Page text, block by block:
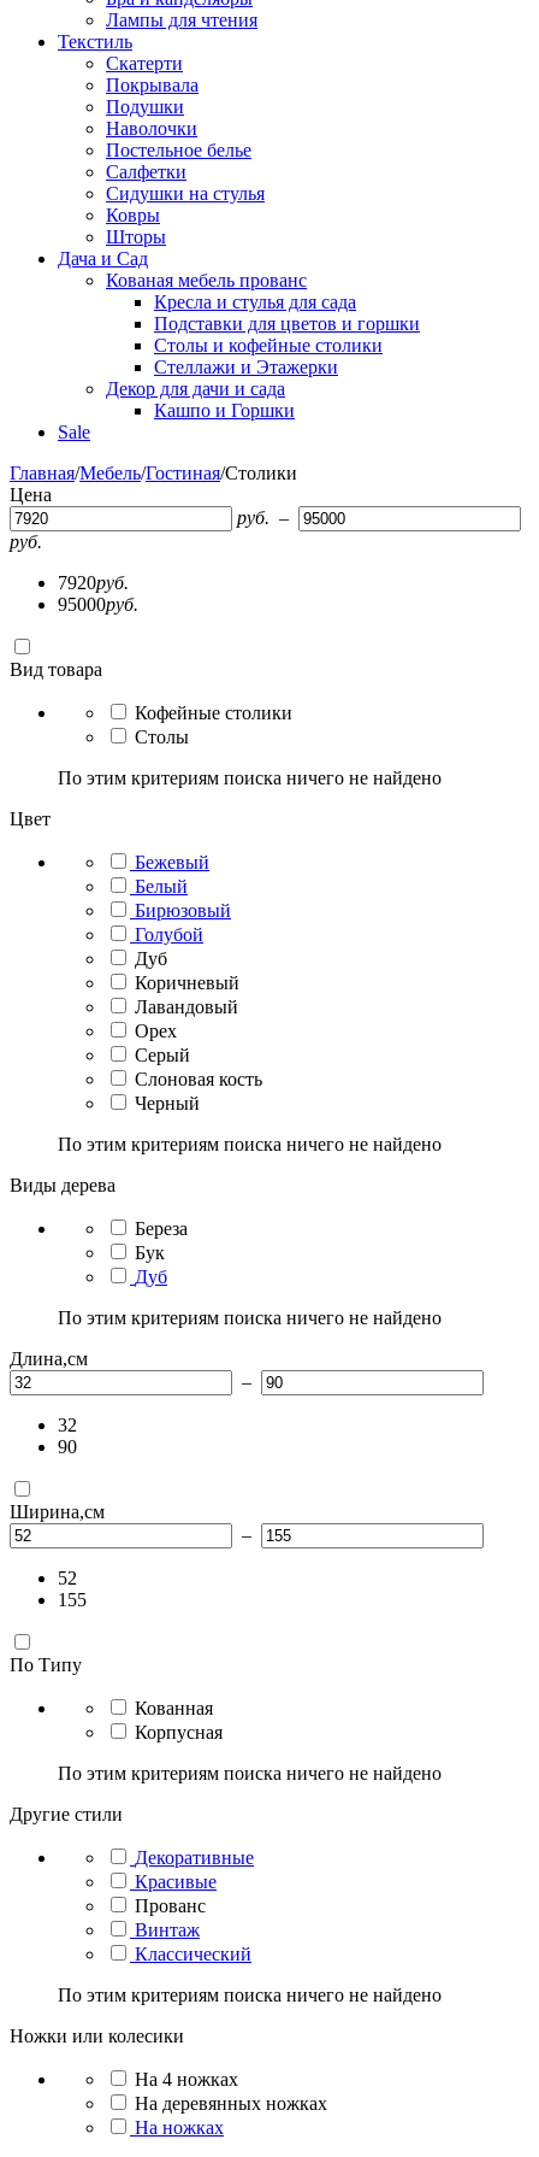
Лампы для чтения
Текстиль
Скатерти
Покрывала
Подушки
Наволочки
Постельное белье
Салфетки
Сидушки на стулья
Ковры
Шторы
Дача и Сад
Кованая мебель прованс
Кресла и стулья для сада
Подставки для цветов и горшки
Столы и кофейные столики
Стеллажи и Этажерки
Декор для дачи и сада
Кашпо и Горшки
Sale
Главная/Мебель/Гостиная/Столики
Цена
руб. –
руб.
7920руб.
95000руб.
Вид товара
Кофейные столики
Столы
По этим критериям поиска ничего не найдено
Цвет
Бежевый
Белый
Бирюзовый
Голубой
Дуб
Коричневый
Лавандовый
Орех
Серый
Слоновая кость
Черный
По этим критериям поиска ничего не найдено
Виды дерева
Береза
Бук
Дуб
По этим критериям поиска ничего не найдено
Длина,см
–
32
90
Ширина,см
–
52
155
По Типу
Кованная
Корпусная
По этим критериям поиска ничего не найдено
Другие стили
Декоративные
Красивые
Прованс
Винтаж
Классический
По этим критериям поиска ничего не найдено
Ножки или колесики
На 4 ножках
На деревянных ножках
На ножках